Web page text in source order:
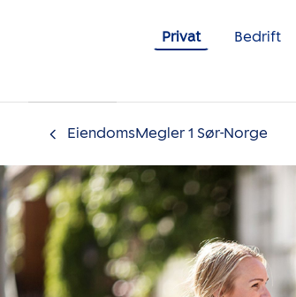
Privat
Bedrift
EiendomsMegler 1 Sør-Norge